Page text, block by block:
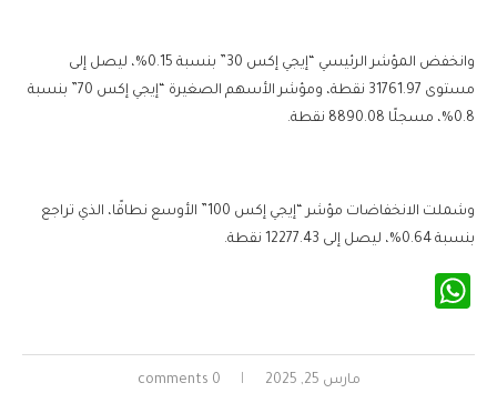
وانخفض المؤشر الرئيسي “إيجي إكس 30” بنسبة 0.15%، ليصل إلى
مستوى 31761.97 نقطة، ومؤشر الأسهم الصغيرة “إيجي إكس 70” بنسبة
0.8%، مسجلًا 8890.08 نقطة.
وشملت الانخفاضات مؤشر “إيجي إكس 100” الأوسع نطاقًا، الذي تراجع
بنسبة 0.64%، ليصل إلى 12277.43 نقطة.
مارس 25, 2025 0 comments